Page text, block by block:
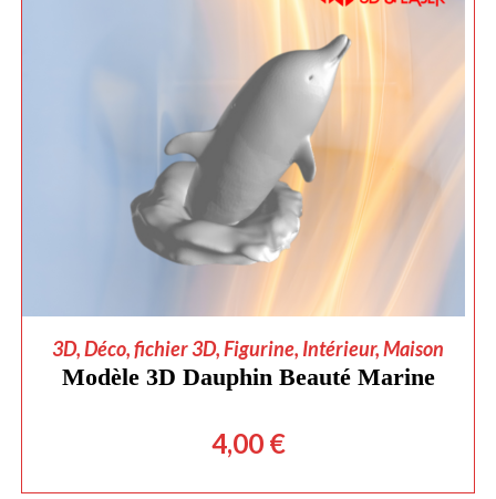
AJOUTER AU PANIER
3D,Déco,fichier 3D,Figurine, Intérieur,Maison
Modèle 3D Dauphin Beauté Marine
4,00 €